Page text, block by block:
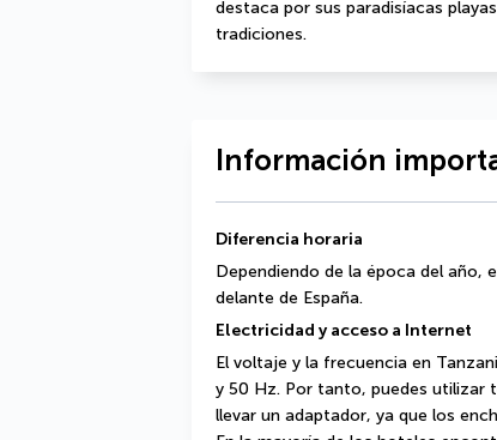
destaca por sus paradisíacas
tradiciones.
Información
Diferencia horaria
Dependiendo de la época del año,
delante de España.
Electricidad y acceso a Internet
El voltaje y la frecuencia en
y 50 Hz. Por tanto, puedes utilizar
llevar un adaptador, ya que los